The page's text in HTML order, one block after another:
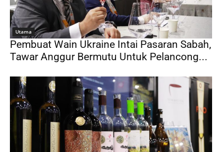
Utama
Pembuat Wain Ukraine Intai Pasaran Sabah,
Tawar Anggur Bermutu Untuk Pelancong...